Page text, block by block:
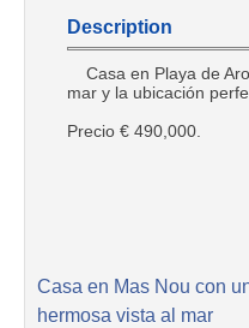
Description
Casa en Playa de
mar y la ubicación
Precio € 490,000.
Casa en Mas Nou con
hermosa vista al mar